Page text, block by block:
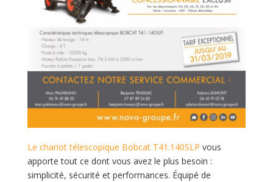
Le chariot télescopique Bobcat T41.140SLP vous
apporte tout ce dont vous avez le plus besoin :
simplicité, sécurité et performances. Équipé de